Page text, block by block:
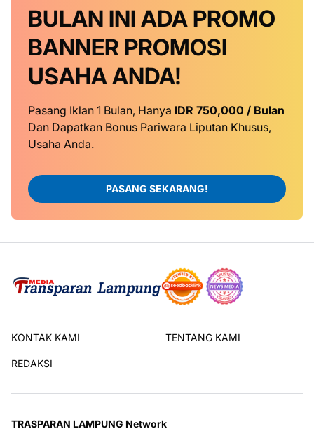
BULAN INI ADA PROMO
BANNER PROMOSI
USAHA ANDA!
Pasang Iklan 1 Bulan, Hanya IDR 750,000 / Bulan
Dan Dapatkan Bonus Pariwara Liputan Khusus,
Usaha Anda.
PASANG SEKARANG!
KONTAK KAMI TENTANG KAMI
REDAKSI
TRASPARAN LAMPUNG Network